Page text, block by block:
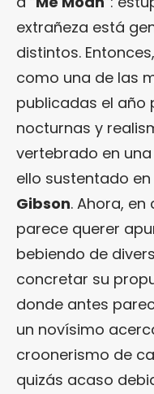
extrañeza está
distintos.
como una de las
publicadas el año
nocturnas y
vertebrado en
ello sustentado
Gibson. Ahora,
parece querer
bebiendo de
concretar su
donde antes
un novísimo
croonerismo de
quizás acaso